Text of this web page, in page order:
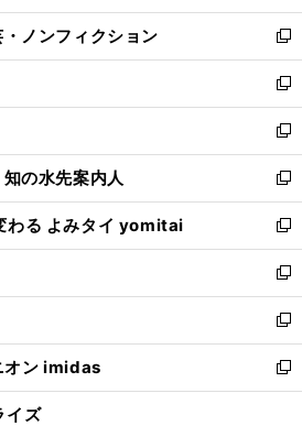
開
く
ウ
で
開
く
ン
ド
ウ
で
開
く
ウ
ィ
ン
ド
ウ
で
開
く
ノンフィクション
新
し
い
ウ
ィ
ン
ド
ウ
で
開
く
新
し
い
ウ
ィ
ン
ド
ウ
で
開
く
新
し
い
ウ
ィ
ン
ド
ウ
で
開
く
の水先案内人
新
し
い
ウ
ィ
ン
ド
ウ
で
開
わる よみタイ yomitai
新
し
い
ウ
ィ
ン
ド
ウ
新
し
い
ウ
ィ
ン
新
し
い
ウ
オン imidas
新
し
イズ